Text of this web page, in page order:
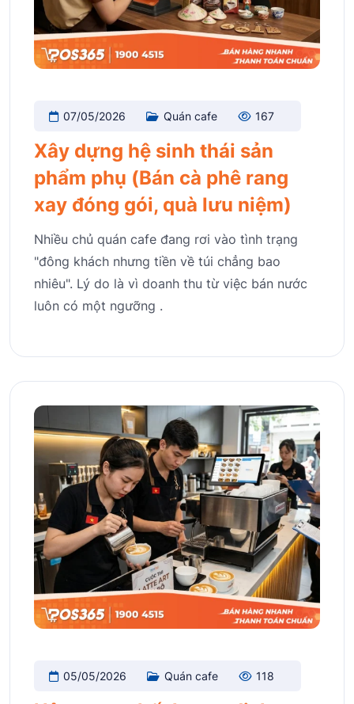
07/05/2026 Quán cafe 167
Xây dựng hệ sinh thái sản
phẩm phụ (Bán cà phê rang
xay đóng gói, quà lưu niệm)
Nhiều chủ quán cafe đang rơi vào tình trạng
"đông khách nhưng tiền về túi chẳng bao
nhiêu". Lý do là vì doanh thu từ việc bán nước
luôn có một ngưỡng .
05/05/2026 Quán cafe 118